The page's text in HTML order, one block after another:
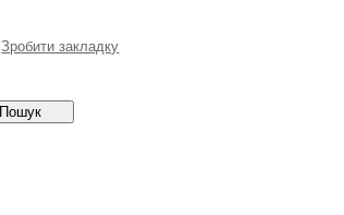
Зробити закладку